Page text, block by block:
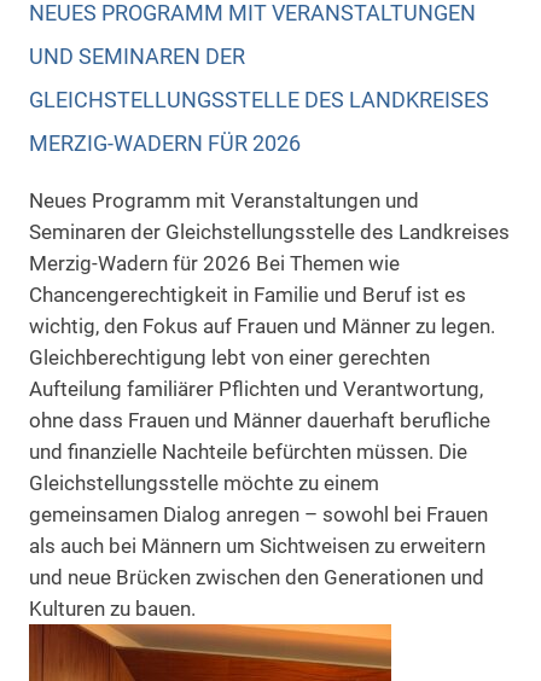
NEUES PROGRAMM MIT VERANSTALTUNGEN
UND SEMINAREN DER
GLEICHSTELLUNGSSTELLE DES LANDKREISES
MERZIG-WADERN FÜR 2026
Neues Programm mit Veranstaltungen und
Seminaren der Gleichstellungsstelle des Landkreises
Merzig-Wadern für 2026 Bei Themen wie
Chancengerechtigkeit in Familie und Beruf ist es
wichtig, den Fokus auf Frauen und Männer zu legen.
Gleichberechtigung lebt von einer gerechten
Aufteilung familiärer Pflichten und Verantwortung,
ohne dass Frauen und Männer dauerhaft berufliche
und finanzielle Nachteile befürchten müssen. Die
Gleichstellungsstelle möchte zu einem
gemeinsamen Dialog anregen – sowohl bei Frauen
als auch bei Männern um Sichtweisen zu erweitern
und neue Brücken zwischen den Generationen und
Kulturen zu bauen.